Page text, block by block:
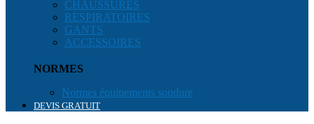
CHAUSSURES
RESPIRATOIRES
GANTS
ACCESSOIRES
NORMES
Normes équipements soudure
DEVIS GRATUIT